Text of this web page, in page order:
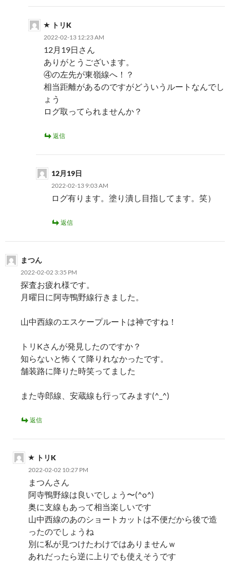
トリK
2022-02-13 12:23 AM
12月19日さん
ありがとうございます。
④の左先が東嶺線へ！？
相当距離があるのですがどういうルートなんでし
ょう
ログ取ってられませんか？
返信
12月19日
2022-02-13 9:03 AM
ログ有ります。塗り潰し目指してます。笑）
返信
まつん
2022-02-02 3:35 PM
探査お疲れ様です。
月曜日に阿寺鴨野線行きました。
山中西線のエスケープルートは神ですね！
トリKさんが発見したのですか？
知らないと怖くて降りれなかったです。
舗装路に降りた時笑ってました
また寺郎線、安蔵線も行ってみます(^_^)
返信
トリK
2022-02-02 10:27 PM
まつんさん
阿寺鴨野線は良いでしょう〜(^o^)
奥に支線もあって相当楽しいです
山中西線のあのショートカットは不便だから後で造
ったのでしょうね
別に私が見つけたわけではありませんｗ
あれだったら逆に上りでも使えそうです